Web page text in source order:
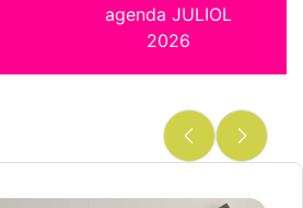
agenda JULIOL
2026